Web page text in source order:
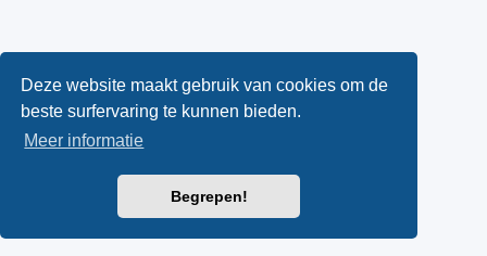
Deze website maakt gebruik van cookies om de
beste surfervaring te kunnen bieden.
Meer informatie
Begrepen!